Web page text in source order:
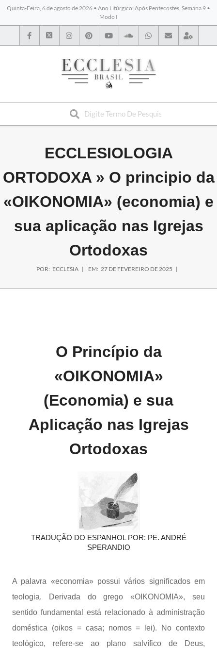
Quinta-Feira, 6 de agosto de 2026 • Ano Litúrgico: Após Pentecostes, Semana 9 •
Modo I
BYBLOS
ECCLESIOLOGIA
ORTODOXA » O principio da
«OIKONOMIA» (economia) e
sua aplicação nas Igrejas
Ortodoxas
POR: ECCLESIA EM: 27 DE FEVEREIRO DE 2025
O Princípio da
«OIKONOMIA»
(Economia) e sua
Aplicação nas Igrejas
Ortodoxas
TRADUÇÃO DO ESPANHOL POR: PE. ANDRÉ
SPERANDIO
A palavra «economia» possui vários significados em
teologia. Derivada do grego «OIKONOMIA», seu
sentido fundamental está relacionado à administração
doméstica (oikos = casa; nomos = lei). No contexto
teológico, refere-se ao plano salvífico de Deus,